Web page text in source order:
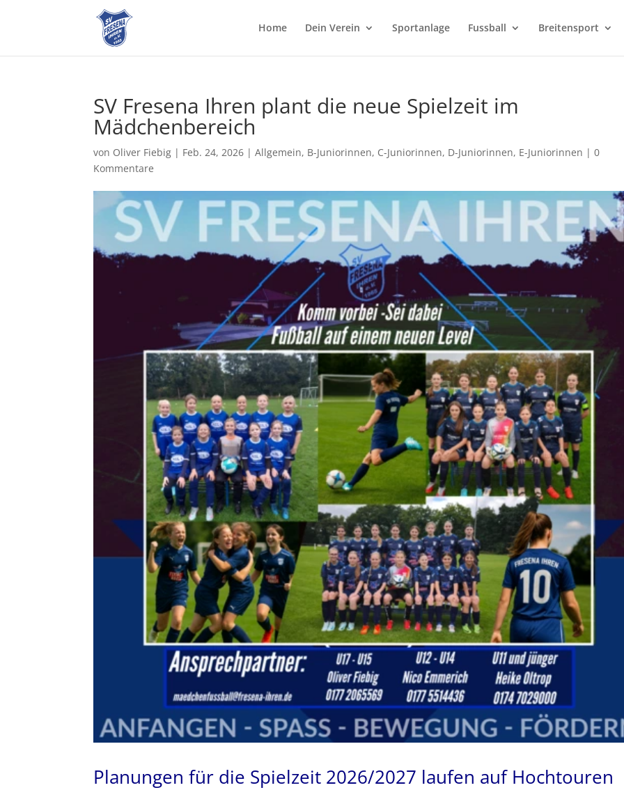
Home Dein Verein Sportanlage Fussball Breitensport
SV Fresena Ihren plant die neue Spielzeit im
Mädchenbereich
von Oliver Fiebig | Feb. 24, 2026 |Allgemein, B-Juniorinnen, C-Juniorinnen, D-Juniorinnen, E-Juniorinnen |0
Kommentare
Planungen für die Spielzeit 2026/2027 laufen auf Hochtouren